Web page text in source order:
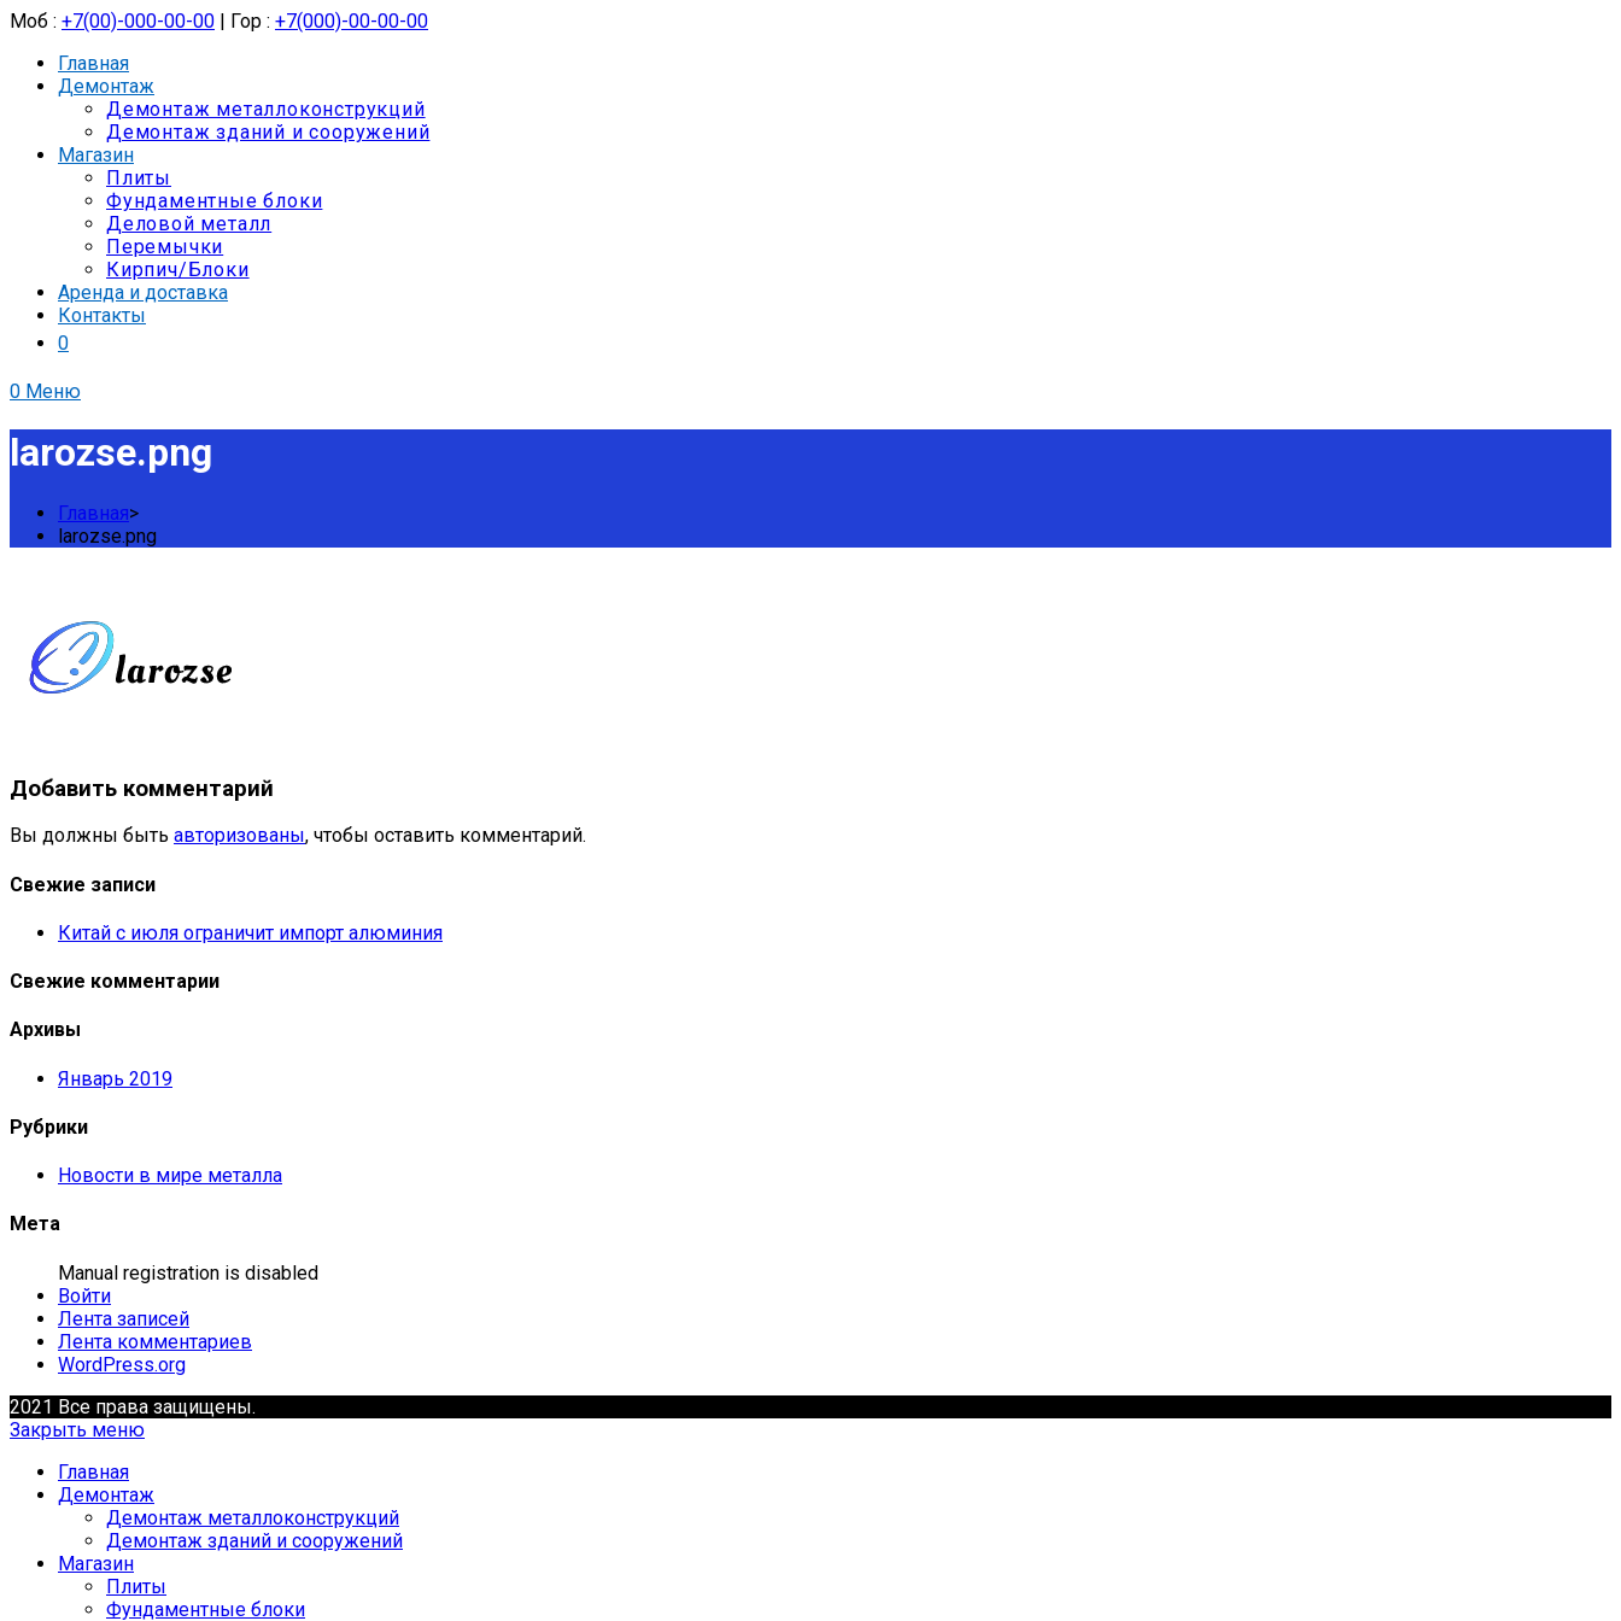
Моб : +7(00)-000-00-00 | Гор : +7(000)-00-00-00
Главная
Демонтаж
Демонтаж металлоконструкций
Демонтаж зданий и сооружений
Магазин
Плиты
Фундаментные блоки
Деловой металл
Перемычки
Кирпич/Блоки
Аренда и доставка
Контакты
0
0 Меню
larozse.png
Главная>
larozse.png
Добавить комментарий
Вы должны быть авторизованы, чтобы оставить комментарий.
Свежие записи
Китай с июля ограничит импорт алюминия
Свежие комментарии
Архивы
Январь 2019
Рубрики
Новости в мире металла
Мета
Manual registration is disabled
Войти
Лента записей
Лента комментариев
WordPress.org
2021 Все права защищены.
Закрыть меню
Главная
Демонтаж
Демонтаж металлоконструкций
Демонтаж зданий и сооружений
Магазин
Плиты
Фундаментные блоки